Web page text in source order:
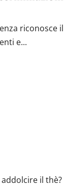
riconosce il
e...
il thè?